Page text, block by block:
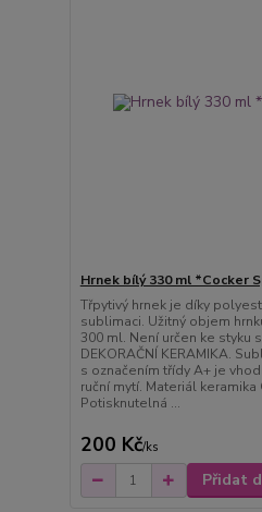
Hrnek bílý 330 ml *Cocker
Třpytivý hrnek je díky
sublimaci. Užitný objem
300 ml. Není určen ke styku
DEKORAČNÍ KERAMIKA.
s označením třídy A+ je
ruční mytí. Materiál
Potisknutelná ...
200 Kč/ks
Přidat